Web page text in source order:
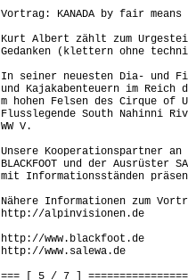
Vortrag: KANADA by fair means
Kurt Albert zählt zum
Gedanken (klettern ohne
In seiner neuesten Dia- und
und Kajakabenteuern im
m hohen Felsen des Cirque of
Flusslegende South Nahinni
WW V.
Unsere Kooperationspartner an
BLACKFOOT und der Ausrüster
mit Informationsständen
Nähere Informationen zum
http://alpinvisionen.de
http://www.blackfoot.de
http://www.salewa.de
=== [ 5 / 7 ]